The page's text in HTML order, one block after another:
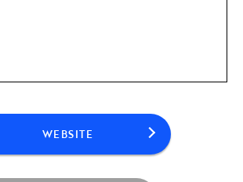
WEBSITE